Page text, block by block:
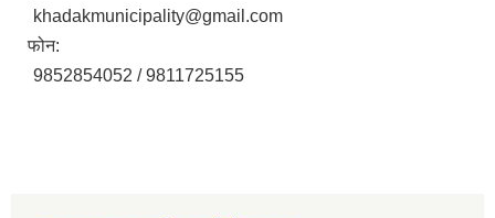
khadakmunicipality@gmail.com
फोन:
9852854052 / 9811725155